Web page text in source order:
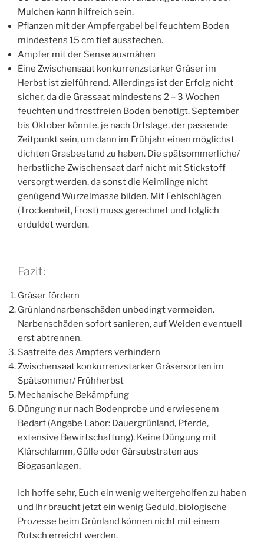
Mulchen kann hilfreich sein.
Pflanzen mit der Ampfergabel bei feuchtem Boden
mindestens 15 cm tief ausstechen.
Ampfer mit der Sense ausmähen
Eine Zwischensaat konkurrenzstarker Gräser im
Herbst ist zielführend. Allerdings ist der Erfolg nicht
sicher, da die Grassaat mindestens 2 – 3 Wochen
feuchten und frostfreien Boden benötigt. September
bis Oktober könnte, je nach Ortslage, der passende
Zeitpunkt sein, um dann im Frühjahr einen möglichst
dichten Grasbestand zu haben. Die spätsommerliche/
herbstliche Zwischensaat darf nicht mit Stickstoff
versorgt werden, da sonst die Keimlinge nicht
genügend Wurzelmasse bilden. Mit Fehlschlägen
(Trockenheit, Frost) muss gerechnet und folglich
erduldet werden.
Fazit:
Gräser fördern
Grünlandnarbenschäden unbedingt vermeiden.
Narbenschäden sofort sanieren, auf Weiden eventuell
erst abtrennen.
Saatreife des Ampfers verhindern
Zwischensaat konkurrenzstarker Gräsersorten im
Spätsommer/ Frühherbst
Mechanische Bekämpfung
Düngung nur nach Bodenprobe und erwiesenem
Bedarf (Angabe Labor: Dauergrünland, Pferde,
extensive Bewirtschaftung). Keine Düngung mit
Klärschlamm, Gülle oder Gärsubstraten aus
Biogasanlagen.
Ich hoffe sehr, Euch ein wenig weitergeholfen zu haben
und Ihr braucht jetzt ein wenig Geduld, biologische
Prozesse beim Grünland können nicht mit einem
Rutsch erreicht werden.